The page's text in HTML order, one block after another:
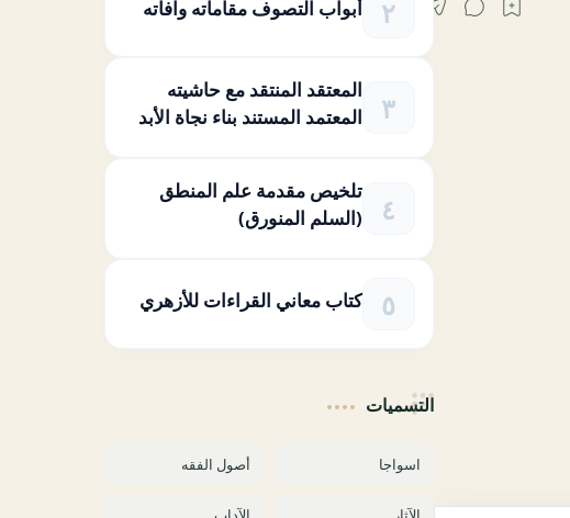
أبواب التصوف مقاماته وآفاته
المعتقد المنتقد مع حاشيته
المعتمد المستند بناء نجاة الأبد
تلخيص مقدمة علم المنطق
(السلم المنورق)
كتاب معاني القراءات للأزهري
التسميات